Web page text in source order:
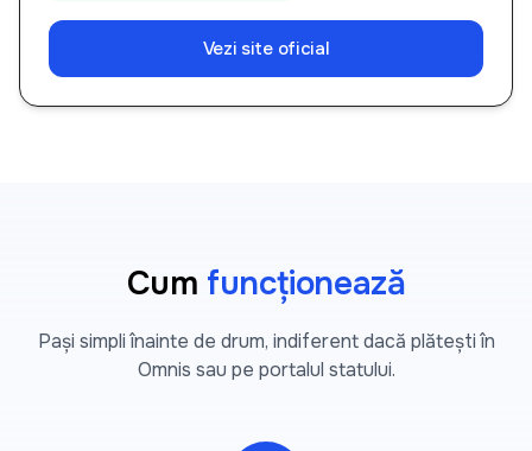
Vezi site oficial
Cum funcționează
Pași simpli înainte de drum, indiferent dacă plătești în
Omnis sau pe portalul statului.